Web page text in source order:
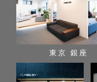
東京 銀座